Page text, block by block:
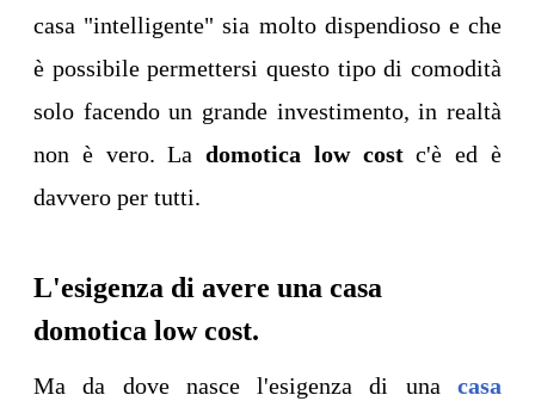
casa "intelligente" sia molto dispendioso e che
è possibile permettersi questo tipo di comodità
solo facendo un grande investimento, in realtà
non è vero. Ladomotica low costc'è ed è
davvero per tutti.
L'esigenza di avere una casa
domotica low cost.
Ma da dove nasce l'esigenza di una casa